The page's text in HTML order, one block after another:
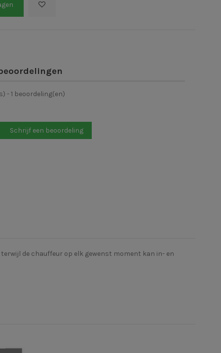
- 1 beoordeling(en)
Schrijf een beoordeling
de chauffeur op elk gewenst moment kan in- en